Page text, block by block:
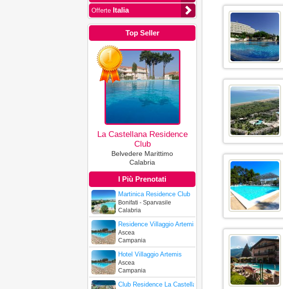
Offerte Italia
Top Seller
La Castellana Residence
Club
Belvedere Marittimo
Calabria
I Più Prenotati
Martinica Residence Club
Bonifati - Sparvasile
Calabria
Residence Villaggio Artemis
Ascea
Campania
Hotel Villaggio Artemis
Ascea
Campania
Club Residence La Castellana Mare